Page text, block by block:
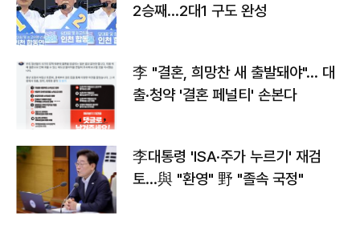
2승째…2대1 구도 완성
李 "결혼, 희망찬 새 출발돼야"… 대
출·청약 '결혼 페널티' 손본다
李대통령 'ISA·주가 누르기' 재검
토…與 "환영" 野 "졸속 국정"